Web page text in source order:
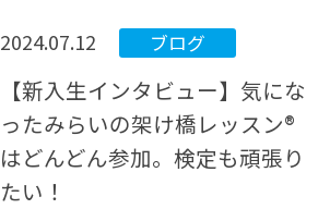
2024.07.12 ブログ
【新入生インタビュー】気にな
ったみらいの架け橋レッスン®
はどんどん参加。検定も頑張り
たい！